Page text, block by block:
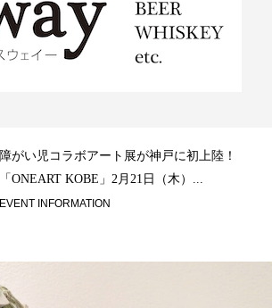
障がい児コラボアート展が神戸に初上陸！
「ONEART KOBE」2月21日（木）...
EVENT INFORMATION